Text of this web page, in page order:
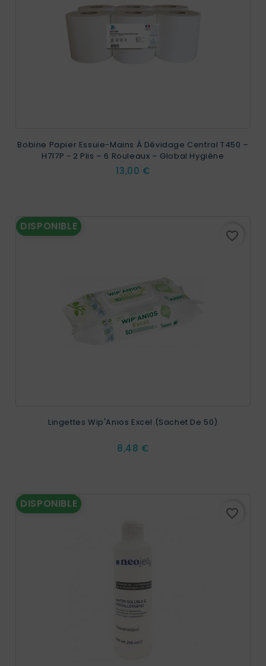
Bobine Papier Essuie-Mains À Dévidage Central T450 –
H717P - 2 Plis – 6 Rouleaux – Global Hygiène
Prix
13,00 €
DISPONIBLE
favorite_border
Lingettes Wip'Anios Excel (sachet De 50)
Prix
8,48 €
DISPONIBLE
favorite_border